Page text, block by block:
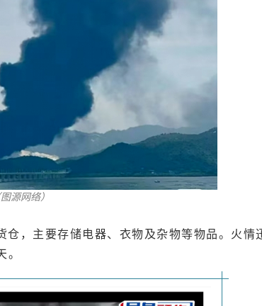
源网络）
，主要存储电器、衣物及杂物等物品。火情
。